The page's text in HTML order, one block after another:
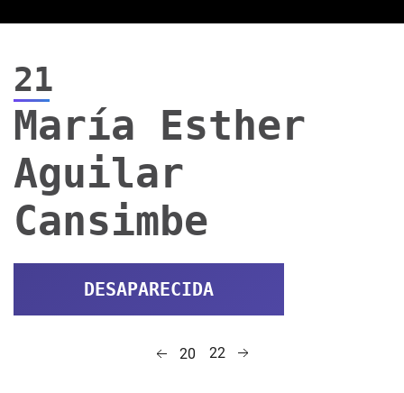
21
María Esther
Aguilar
Cansimbe
DESAPARECIDA
20 22